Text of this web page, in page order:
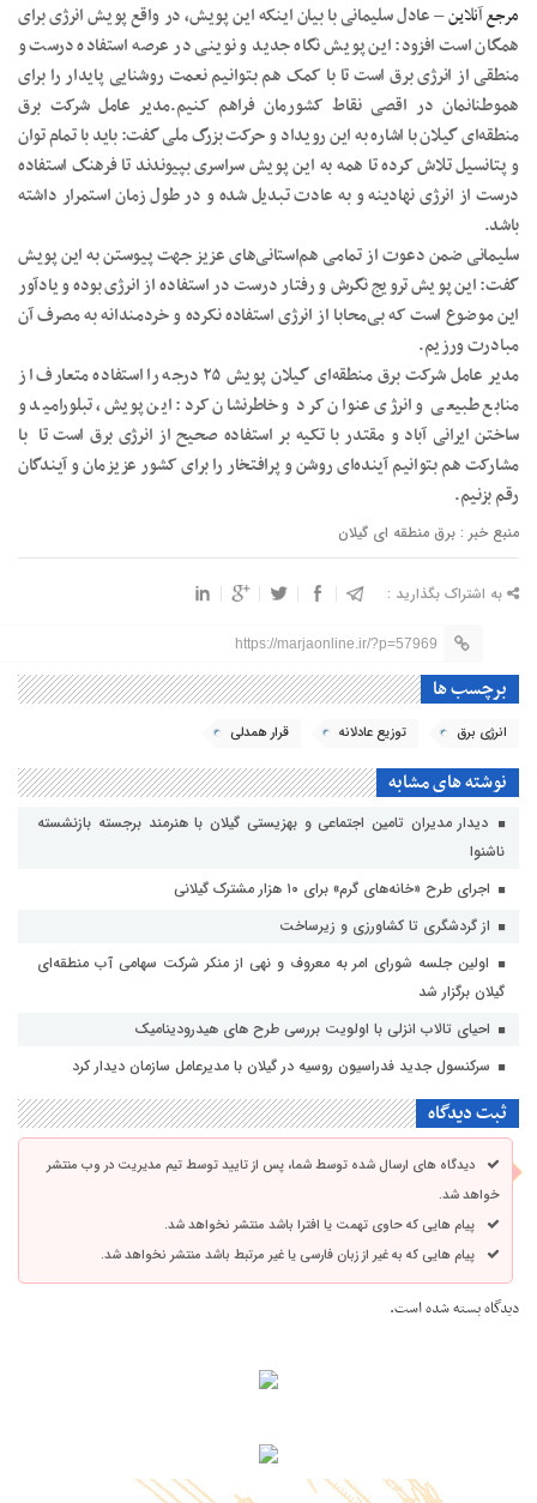
مرجع آنلاین– عادل سلیمانی با بیان اینکه این پویش، در واقع پویش انرژی برای
همگان است افزود: این پویش نگاه جدید و نوینی در عرصه استفاده درست و
منطقی از انرژی برق است تا با کمک هم بتوانیم نعمت روشنایی پایدار را برای
هموطنانمان در اقصی نقاط کشورمان فراهم کنیم.مدیر عامل شرکت برق
منطقه‌ای گیلان با اشاره به این رویداد و حرکت بزرگ ملی گفت: باید با تمام توان
و پتانسیل تلاش کرده تا همه به این پویش سراسری بپیوندند تا فرهنگ استفاده
درست از انرژی نهادینه و به عادت تبدیل شده و در طول زمان استمرار داشته
‌باشد.
سلیمانی ضمن دعوت از تمامی هم‌استانی‌های عزیز جهت پیوستن به این پویش
گفت: این پویش ترویج نگرش و رفتار درست در استفاده از انرژی بوده و یادآور
این موضوع است که بی‌محابا از انرژی استفاده نکرده و خردمندانه به مصرف آن
مبادرت ورزیم.
مدیر عامل شرکت برق منطقه‌ای گیلان پویش ۲۵ درجه را استفاده متعارف از
منابع طبیعی و انرژی عنوان کرد و خاطرنشان کرد: این پویش، تبلورامید و
ساختن ایرانی آباد و مقتدر با تکیه بر استفاده صحیح از انرژی برق است تا با
مشارکت هم بتوانیم آینده‌ای روشن و پرافتخار را برای کشور عزیزمان و آیندگان
رقم بزنیم.
منبع خبر : برق منطقه ای گیلان
به اشتراک بگذارید :
https://marjaonline.ir/?p=57969
برچسب ها
انرژی برق توزیع عادلانه قرار همدلی
نوشته های مشابه
دیدار مدیران تامین اجتماعی و بهزیستی گیلان با هنرمند برجسته بازنشسته
ناشنوا
اجرای طرح «خانه‌های گرم» برای ۱۰ هزار مشترک گیلانی
از گردشگری تا کشاورزی و زیرساخت
اولین جلسه شورای امر به معروف و نهی از منکر شرکت سهامی آب منطقه‌ای
گیلان برگزار شد
احیای تالاب انزلی با اولویت بررسی طرح های هیدرودینامیک
سرکنسول جدید فدراسیون روسیه در گیلان با مدیرعامل سازمان دیدار کرد
ثبت دیدگاه
دیدگاه های ارسال شده توسط شما، پس از تایید توسط تیم مدیریت در وب منتشر
خواهد شد.
پیام هایی که حاوی تهمت یا افترا باشد منتشر نخواهد شد.
پیام هایی که به غیر از زبان فارسی یا غیر مرتبط باشد منتشر نخواهد شد.
دیدگاه بسته شده است.